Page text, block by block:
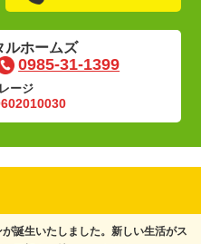
ルホームズ
0985-31-1399
ージ
誕生いたしました。新しい生活がス